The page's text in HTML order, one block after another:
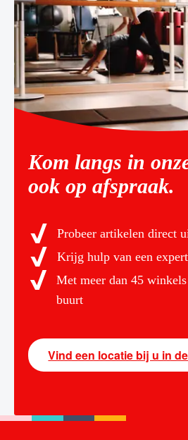
Kom langs in
ook op afspraak.
Probeer artikelen direct
Krijg hulp van een expert
Met meer dan 45
buurt
Vind een locatie bij u in